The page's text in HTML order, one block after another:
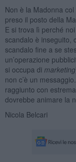
Non è la Madonna col
preso il posto della
E si trova lì perché
scandalo è inseguito,
scandalo fine a se
un’operazione
si occupa di marketing
non c’è un
raggiunto con
dovrebbe animare la
Nicola Belcari